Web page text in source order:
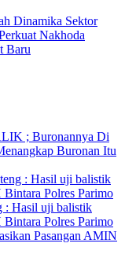
Dinamika Sektor
Nakhoda
Baru
; Buronannya Di
Buronan Itu
: Hasil uji balistik
Polres Parimo
: Hasil uji balistik
Polres Parimo
Pasangan AMIN